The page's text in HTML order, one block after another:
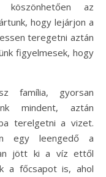
köszönhetően az
hogy lejárjon a
teregetni aztán
figyelmesek, hogy
família, gyorsan
mindent, aztán
terelgetni a vizet.
egy leengedő a
jött ki a víz ettől
a főcsapot is, ahol